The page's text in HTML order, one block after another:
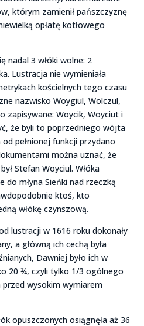
którym zamienił pańszczyznę
opłatę kotłowego
nadal 3 włóki wolne: 2
Lustracja nie wymieniała
kościelnych tego czasu
nazwisko Woygiul, Wolczul,
zapisywane: Woycik, Woyciut i
że byli to poprzedniego wójta
od pełnionej funkcji przydano
można uznać, że
Stefan Woyciul. Włóka
do młyna Sieńki nad rzeczką
ktoś, kto
włókę czynszową.
lustracji w 1616 roku dokonały
a główną ich cechą była
Dawniej było ich w
20 ¾, czyli tylko 1/3 ogólnego
przed wysokim wymiarem
opuszczonych osiągnęła aż 36